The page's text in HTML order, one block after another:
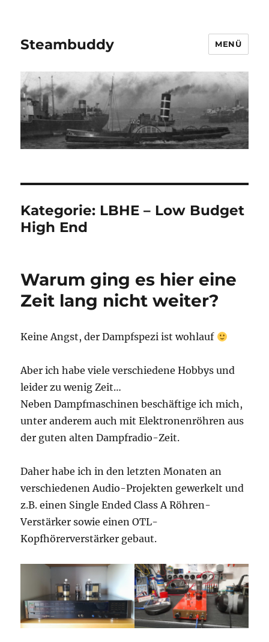
Steambuddy MENÜ
Kategorie: LBHE – Low Budget
High End
Warum ging es hier eine
Zeit lang nicht weiter?
Keine Angst, der Dampfspezi ist wohlauf
Aber ich habe viele verschiedene Hobbys und
leider zu wenig Zeit…
Neben Dampfmaschinen beschäftige ich mich,
unter anderem auch mit Elektronenröhren aus
der guten alten Dampfradio-Zeit.
Daher habe ich in den letzten Monaten an
verschiedenen Audio-Projekten gewerkelt und
z.B. einen Single Ended Class A Röhren-
Verstärker sowie einen OTL-
Kopfhörerverstärker gebaut.